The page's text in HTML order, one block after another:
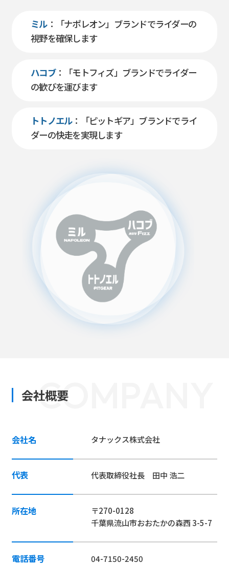
ミル：「ナポレオン」ブランドでライダーの
視野を確保します
ハコブ：「モトフィズ」ブランドでライダー
の歓びを運びます
トトノエル：「ピットギア」ブランドでライ
ダーの快走を実現します
COMPANY
会社概要
会社名 タナックス株式会社
代表 代表取締役社長 田中 浩二
所在地
〒270-0128
千葉県流山市おおたかの森西 3-5-7
電話番号 04-7150-2450